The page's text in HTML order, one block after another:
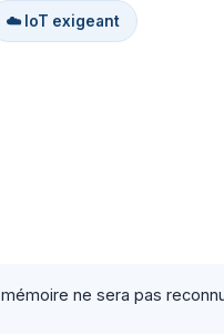
☁️ IoT exigeant
ne sera pas